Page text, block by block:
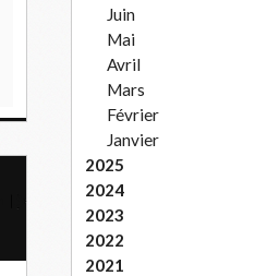
Juin
Mai
Avril
Mars
Février
Janvier
2025
2024
2023
2022
2021